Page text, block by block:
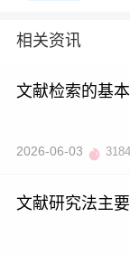
相关资讯
文献检索的基
2026-06-03
文献研究法主